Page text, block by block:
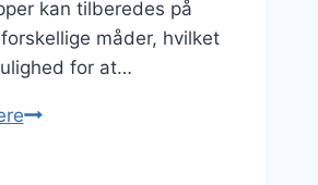
kan tilberedes på
måder, hvilket
for at…
Nyretapper